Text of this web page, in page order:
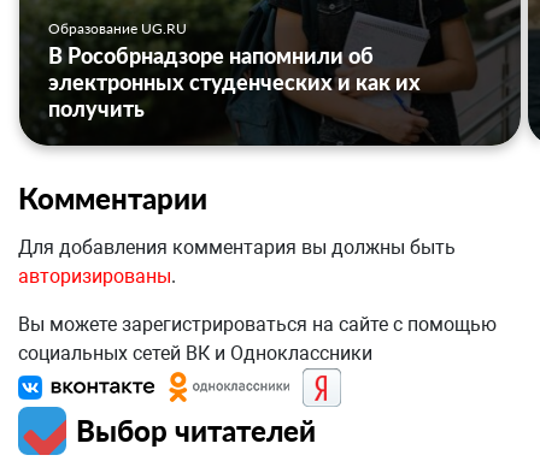
Образование UG.RU
В Рособрнадзоре напомнили об
электронных студенческих и как их
получить
Комментарии
Для добавления комментария вы должны быть
авторизированы.
Вы можете зарегистрироваться на сайте с помощью
социальных сетей ВК и Одноклассники
Выбор читателей